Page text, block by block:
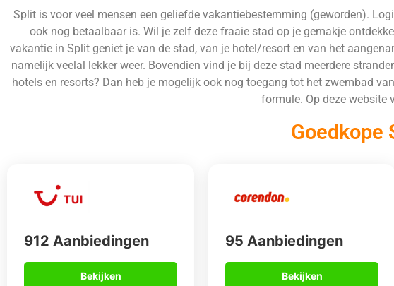
Split is voor veel mensen een geliefde vakantiebestemming (geworden).
ook nog betaalbaar is. Wil je zelf deze fraaie stad op je gemakje
vakantie in Split geniet je van de stad, van je hotel/resort en van het
namelijk veelal lekker weer. Bovendien vind je bij deze stad meerdere
hotels en resorts? Dan heb je mogelijk ook nog toegang tot het zwembad
formule. Op deze website
Goedkope
912 Aanbiedingen
Bekijken
95 Aanbiedingen
Bekijken